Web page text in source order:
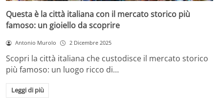
Questa è la città italiana con il mercato storico più
famoso: un gioiello da scoprire
Antonio Murolo 2 Dicembre 2025
Scopri la città italiana che custodisce il mercato storico
più famoso: un luogo ricco di…
Leggi di più